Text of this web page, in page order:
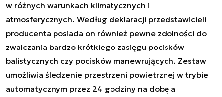
w różnych warunkach klimatycznych i
atmosferycznych. Według deklaracji przedstawicieli
producenta posiada on również pewne zdolności do
zwalczania bardzo krótkiego zasięgu pocisków
balistycznych czy pocisków manewrujących. Zestaw
umożliwia śledzenie przestrzeni powietrznej w trybie
automatycznym przez 24 godziny na dobę a